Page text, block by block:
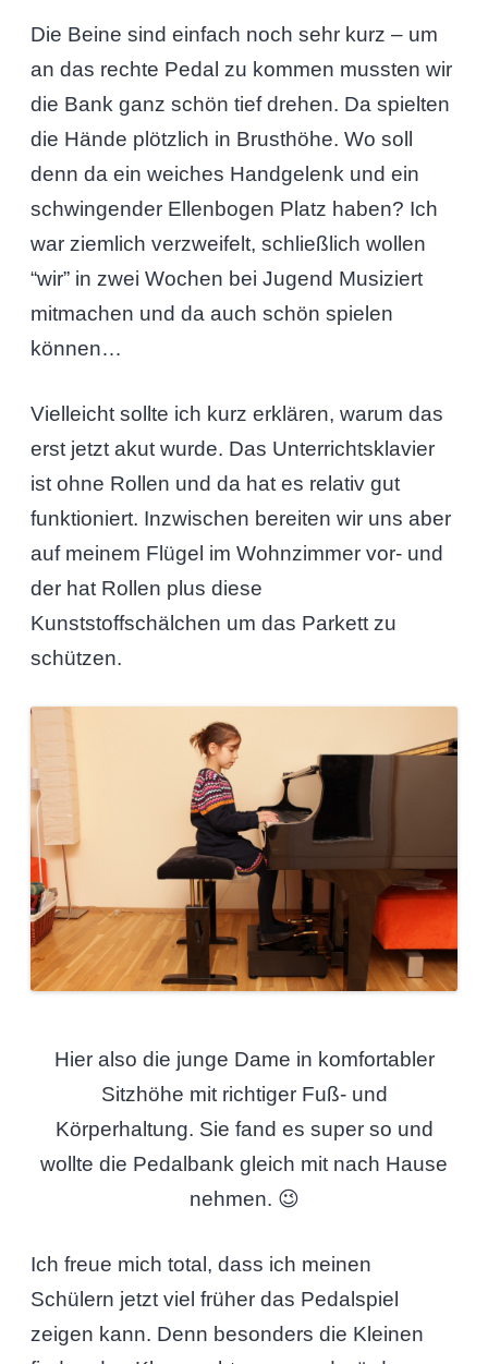
Die Beine sind einfach noch sehr kurz – um
an das rechte Pedal zu kommen mussten wir
die Bank ganz schön tief drehen. Da spielten
die Hände plötzlich in Brusthöhe. Wo soll
denn da ein weiches Handgelenk und ein
schwingender Ellenbogen Platz haben? Ich
war ziemlich verzweifelt, schließlich wollen
“wir” in zwei Wochen bei Jugend Musiziert
mitmachen und da auch schön spielen
können…
Vielleicht sollte ich kurz erklären, warum das
erst jetzt akut wurde. Das Unterrichtsklavier
ist ohne Rollen und da hat es relativ gut
funktioniert. Inzwischen bereiten wir uns aber
auf meinem Flügel im Wohnzimmer vor- und
der hat Rollen plus diese
Kunststoffschälchen um das Parkett zu
schützen.
Hier also die junge Dame in komfortabler
Sitzhöhe mit richtiger Fuß- und
Körperhaltung. Sie fand es super so und
wollte die Pedalbank gleich mit nach Hause
nehmen. 😉
Ich freue mich total, dass ich meinen
Schülern jetzt viel früher das Pedalspiel
zeigen kann. Denn besonders die Kleinen